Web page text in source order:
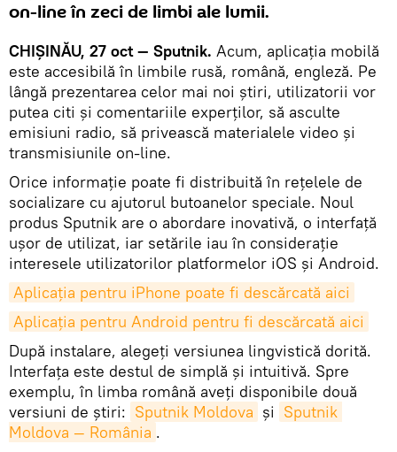
on-line în zeci de limbi ale lumii.
CHIȘINĂU, 27 oct — Sputnik. Acum, aplicația mobilă
este accesibilă în limbile rusă, română, engleză. Pe
lângă prezentarea celor mai noi știri, utilizatorii vor
putea citi și comentariile experților, să asculte
emisiuni radio, să privească materialele video și
transmisiunile on-line.
Orice informație poate fi distribuită în rețelele de
socializare cu ajutorul butoanelor speciale. Noul
produs Sputnik are o abordare inovativă, o interfață
ușor de utilizat, iar setările iau în considerație
interesele utilizatorilor platformelor iOS și Android.
Aplicația pentru iPhone poate fi descărcată aici
Aplicația pentru Android pentru fi descărcată aici
După instalare, alegeți versiunea lingvistică dorită.
Interfața este destul de simplă și intuitivă. Spre
exemplu, în limba română aveți disponibile două
versiuni de știri: Sputnik Moldova și Sputnik
Moldova — România .